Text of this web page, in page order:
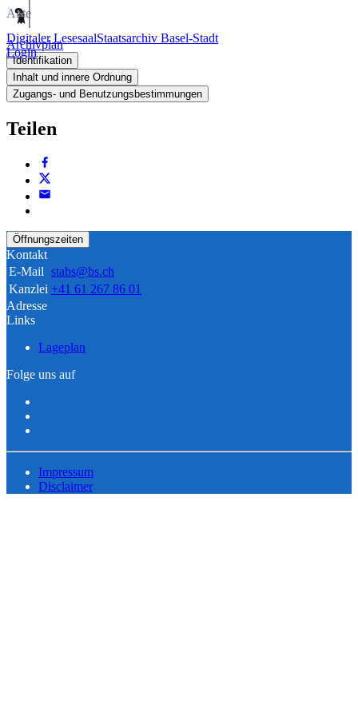
Digitaler LesesaalStaatsarchiv Basel-Stadt
Login
Akte
Archivplan
Identifikation
Inhalt und innere Ordnung
Zugangs- und Benutzungsbestimmungen
Teilen
Öffnungszeiten
Kontakt
E-Mail stabs@bs.ch
Kanzlei +41 61 267 86 01
Adresse
Links
Lageplan
Folge uns auf
Impressum
Disclaimer